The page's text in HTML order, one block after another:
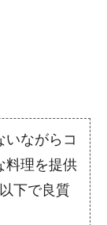
いながらコ
料理を提供
下で良質